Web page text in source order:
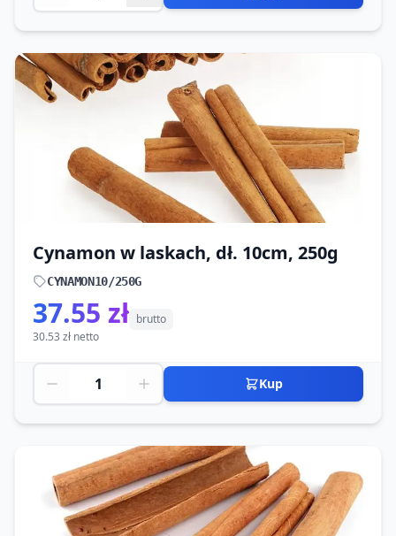
Cynamon w laskach, dł. 10cm, 250g
CYNAMON10/250G
37.55 zł brutto
30.53 zł netto
Kup